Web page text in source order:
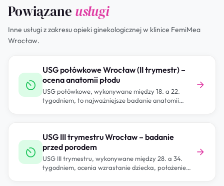
Powiązane usługi
Inne usługi z zakresu opieki ginekologicznej w klinice FemiMea
Wrocław.
USG połówkowe Wrocław (II trymestr) –
ocena anatomii płodu
USG połówkowe, wykonywane między 18. a 22.
tygodniem, to najważniejsze badanie anatomii
USG III trymestru Wrocław – badanie
przed porodem
USG III trymestru, wykonywane między 28. a 34.
tygodniem, ocenia wzrastanie dziecka, położenie